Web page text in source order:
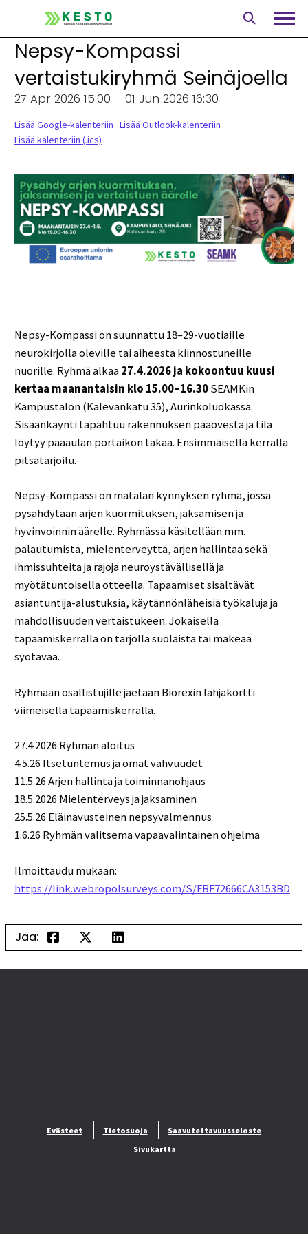
Nepsy-Kompassi
vertaistukiryhmä Seinäjoella
27 Apr 2026 15:00 – 01 Jun 2026 16:30
Lisää Google-kalenteriin Lisää Outlook-kalenteriin
Lisää kalenteriin (.ics)
Nepsy-Kompassi on suunnattu 18–29-vuotiaille
neurokirjolla oleville tai aiheesta kiinnostuneille
nuorille. Ryhmä alkaa27.4.2026 ja kokoontuu kuusi
kertaa maanantaisin klo 15.00–16.30SEAMKin
Kampustalon (Kalevankatu 35), Aurinkoluokassa.
Sisäänkäynti tapahtuu rakennuksen pääovesta ja tila
löytyy pääaulan portaikon takaa. Ensimmäisellä kerralla
pitsatarjoilu.
Nepsy-Kompassi on matalan kynnyksen ryhmä, jossa
pysähdytään arjen kuormituksen, jaksamisen ja
hyvinvoinnin äärelle. Ryhmässä käsitellään mm.
palautumista, mielenterveyttä, arjen hallintaa sekä
ihmissuhteita ja rajoja neuroystävällisellä ja
myötätuntoisella otteella. Tapaamiset sisältävät
asiantuntija-alustuksia, käytännönläheisiä työkaluja ja
mahdollisuuden vertaistukeen. Jokaisella
tapaamiskerralla on tarjolla suolaista tai makeaa
syötävää.
Ryhmään osallistujille jaetaan Biorexin lahjakortti
viimeisellä tapaamiskerralla.
27.4.2026 Ryhmän aloitus
4.5.26 Itsetuntemus ja omat vahvuudet
11.5.26 Arjen hallinta ja toiminnanohjaus
18.5.2026 Mielenterveys jajaksaminen
25.5.26 Eläinavusteinen nepsyvalmennus
1.6.26 Ryhmän valitsema vapaavalintainen ohjelma
Ilmoittaudu mukaan:
https://link.webropolsurveys.com/S/FBF72666CA3153BD
Jaa:
Evästeet Tietosuoja
Saavutettavuusseloste
Sivukartta